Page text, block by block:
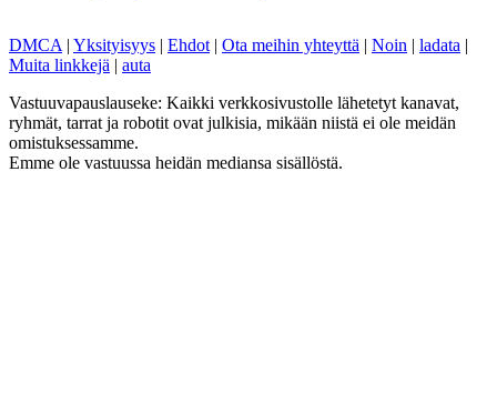
DMCA | Yksityisyys | Ehdot | Ota meihin yhteyttä | Noin | ladata |
Muita linkkejä | auta
Vastuuvapauslauseke: Kaikki verkkosivustolle lähetetyt kanavat,
ryhmät, tarrat ja robotit ovat julkisia, mikään niistä ei ole meidän
omistuksessamme.
Emme ole vastuussa heidän mediansa sisällöstä.